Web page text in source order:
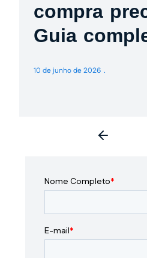
compra
Guia
10 de junho de 2026